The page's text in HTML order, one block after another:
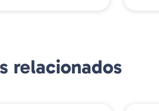
relacionados